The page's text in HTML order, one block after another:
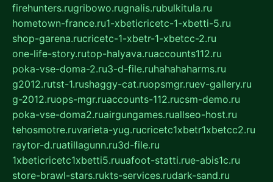
firehunters.rugribowo.rugnalis.rubulkitula.ru
hometown-france.ru1-xbeticricetc-1-xbetti-5.ru
shop-garena.rucricetc-1-xbetr-1-xbetcc-2.ru
one-life-story.rutop-halyava.ruaccounts112.ru
poka-vse-doma-2.ru3-d-file.ruhahahaharms.ru
g2012.rutst-1.rushaggy-cat.ruopsmgr.ruev-gallery.ru
g-2012.ruops-mgr.ruaccounts-112.rucsm-demo.ru
poka-vse-doma2.ruairgungames.ruallseo-host.ru
tehosmotre.ruvarieta-yug.rucricetc1xbetr1xbetcc2.ru
raytor-d.ruatillagunn.ru3d-file.ru
1xbeticricetc1xbetti5.ruuafoot-statti.rue-abis1c.ru
store-brawl-stars.rukts-services.rudark-sand.ru